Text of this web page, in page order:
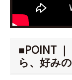
■POINT
ら、好み